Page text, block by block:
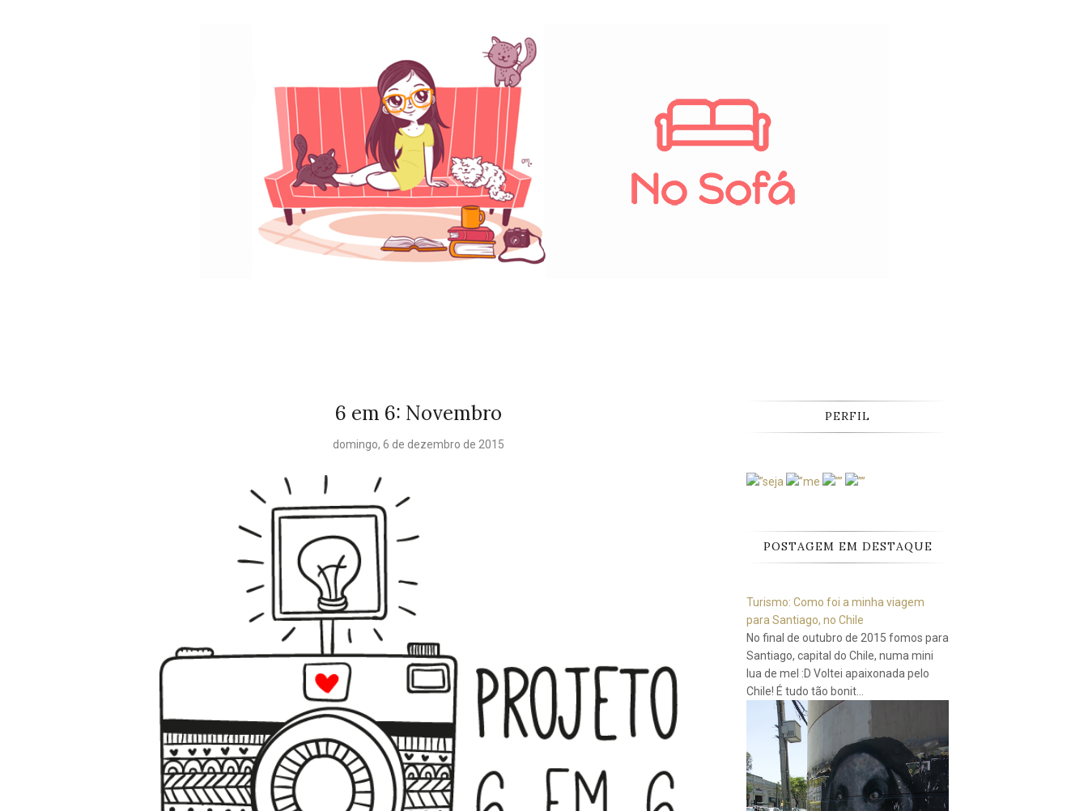
6 em 6: Novembro
domingo, 6 de dezembro de 2015
PERFIL
POSTAGEM EM DESTAQUE
Turismo: Como foi a minha viagem
para Santiago, no Chile
No final de outubro de 2015 fomos para
Santiago, capital do Chile, numa mini
lua de mel :D Voltei apaixonada pelo
Chile! É tudo tão bonit...